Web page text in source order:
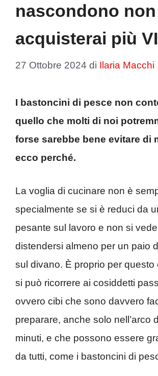
nascondono
acquisterai più
27 Ottobre 2024 di Ilaria Macchi
I bastoncini di pesce non
quello che molti di noi
forse sarebbe bene evitare di
ecco perché.
La voglia di cucinare non è
specialmente se si è reduci da
pesante sul lavoro e non si vede
distendersi almeno per un paio
sul divano. È proprio per questo
si può ricorrere ai cosiddetti
ovvero cibi che sono davvero
preparare, anche solo nell’arco
minuti, e che possono essere
da tutti, come i bastoncini di